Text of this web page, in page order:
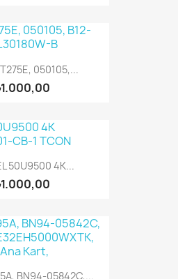
050105,...
50U9500 4K...
BN94-05842C,...